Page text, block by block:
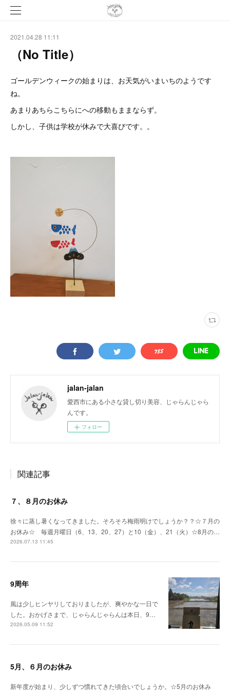
2021.04.28 11:11
（No Title）
ゴールデンウィークの始まりは、お天気がいまいちのようです
ね。
あまりあちらこちらにへの移動もままならず。
しかし、子供は学校が休みで大喜びです。。
jalan-jalan
愛西市にある小さな貸し切り美容、じゃらんじゃら
んです。
フォロー
関連記事
７、８月のお休み
徐々に蒸し暑くなってきました。そろそろ梅雨明けでしょうか？？☆７月の
お休み☆ 毎週月曜日（6、13、20、27）と10（金）、21（火）☆8月の…
2026.07.13 11:45
9周年
風は少しヒンヤリしておりましたが、爽やかな一日で
した。おかげさまで、じゃらんじゃらんは本日、9…
2026.05.09 11:52
5月、６月のお休み
新年度が始まり、少しずつ慣れてきた頃合いでしょうか。☆5月のお休み